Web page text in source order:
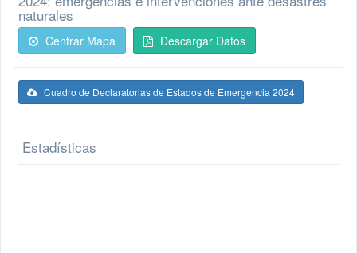
naturales
Centrar Mapa Descargar Datos
Cuadro de Declaratorias de Estados de Emergencia 2024
Estadísticas